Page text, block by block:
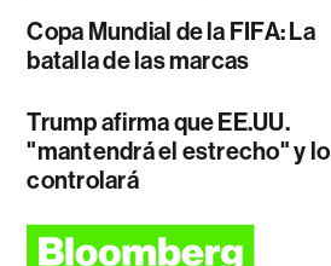
Copa Mundial de la FIFA: La
batalla de las marcas
Trump afirma que EE.UU.
"mantendrá el estrecho" y lo
controlará